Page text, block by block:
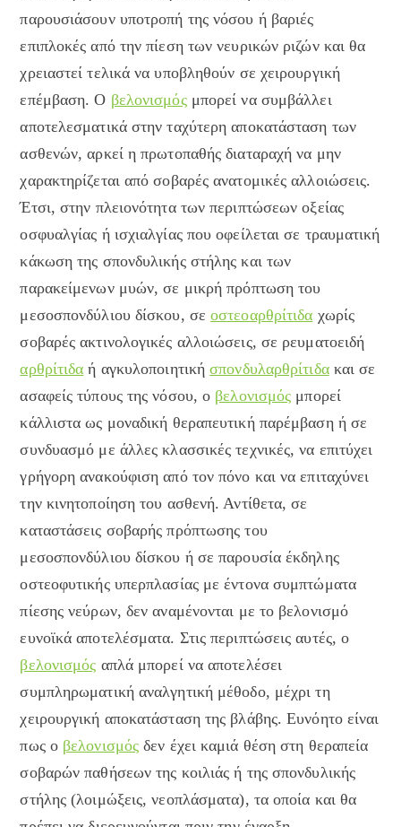
παρουσιάσουν υποτροπή της νόσου ή βαριές
επιπλοκές από την πίεση των νευρικών ριζών και θα
χρειαστεί τελικά να υποβληθούν σε χειρουργική
επέμβαση. Ο βελονισμόςμπορεί να συμβάλλει
αποτελεσματικά στην ταχύτερη αποκατάσταση των
ασθενών, αρκεί η πρωτοπαθής διαταραχή να μην
χαρακτηρίζεται από σοβαρές ανατομικές αλλοιώσεις.
Έτσι, στην πλειονότητα των περιπτώσεων οξείας
οσφυαλγίας ή ισχιαλγίας που οφείλεται σε τραυματική
κάκωση της σπονδυλικής στήλης και των
παρακείμενων μυών, σε μικρή πρόπτωση του
μεσοσπονδύλιου δίσκου, σεοστεοαρθρίτιδα χωρίς
σοβαρές ακτινολογικές αλλοιώσεις, σε ρευματοειδή
αρθρίτιδα ή αγκυλοποιητικήσπονδυλαρθρίτιδακαι σε
ασαφείς τύπους της νόσου, ο βελονισμός μπορεί
κάλλιστα ως μοναδική θεραπευτική παρέμβαση ή σε
συνδυασμό με άλλες κλασσικές τεχνικές, να επιτύχει
γρήγορη ανακούφιση από τον πόνο και να επιταχύνει
την κινητοποίηση του ασθενή. Αντίθετα, σε
καταστάσεις σοβαρής πρόπτωσης του
μεσοσπονδύλιου δίσκου ή σε παρουσία έκδηλης
οστεοφυτικής υπερπλασίας με έντονα συμπτώματα
πίεσης νεύρων, δεν αναμένονται με το βελονισμό
ευνοϊκά αποτελέσματα. Στις περιπτώσεις αυτές, ο
βελονισμός απλά μπορεί να αποτελέσει
συμπληρωματική αναλγητική μέθοδο, μέχρι τη
χειρουργική αποκατάσταση της βλάβης. Ευνόητο είναι
πως ο βελονισμός δεν έχει καμιά θέση στη θεραπεία
σοβαρών παθήσεων της κοιλιάς ή της σπονδυλικής
στήλης (λοιμώξεις, νεοπλάσματα), τα οποία και θα